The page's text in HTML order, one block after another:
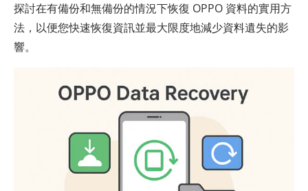
探討在有備份和無備份的情況下恢復 OPPO 資料的實用方
法，以便您快速恢復資訊並最大限度地減少資料遺失的影
響。